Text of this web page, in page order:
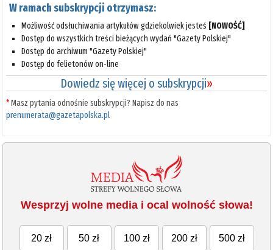
W ramach subskrypcji otrzymasz:
Możliwość odsłuchiwania artykułów gdziekolwiek jesteś [NOWOŚĆ]
Dostęp do wszystkich treści bieżących wydań "Gazety Polskiej"
Dostęp do archiwum "Gazety Polskiej"
Dostęp do felietonów on-line
Dowiedz się więcej o subskrypcji»
*Masz pytania odnośnie subskrypcji? Napisz do nas
prenumerata@gazetapolska.pl
Wesprzyj wolne media i ocal wolność słowa!
20 zł 50 zł 100 zł 200 zł 500 zł